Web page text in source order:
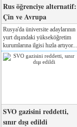
Rus öğrenciye alternatif:
Çin ve Avrupa
Rusya'da üniversite adaylarının
yurt dışındaki yükseköğretim
kurumlarına ilgisi hızla artıyor...
SVO gazisini reddetti,
sınır dışı edildi